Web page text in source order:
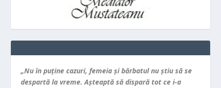
„Nu în puţine cazuri, femeia şi bărbatul nu ştiu să se
despartă la vreme. Aşteaptă să dispară tot ce i-a